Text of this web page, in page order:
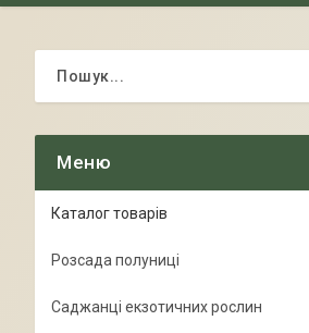
Каталог товарів
Розсада полуниці
Саджанці екзотичних рослин